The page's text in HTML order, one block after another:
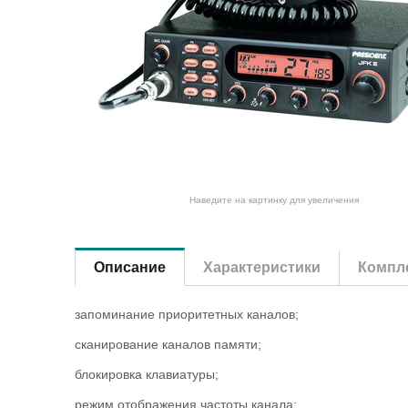
Наведите на картинку для увеличения
Описание Характеристики
запоминание приоритетных каналов;
сканирование каналов памяти;
блокировка клавиатуры;
режим отображения частоты канала;